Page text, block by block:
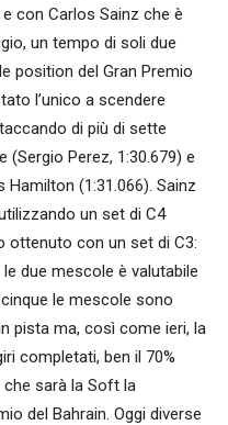
con Carlos Sainz che è
un tempo di soli due
position del Gran Premio
l’unico a scendere
di più di sette
Perez, 1:30.679) e
(1:31.066). Sainz
un set di C4
ottenuto con un set di C3:
due mescole è valutabile
le mescole sono
pista ma, così come ieri, la
completati, ben il 70%
sarà la Soft la
del Bahrain. Oggi diverse